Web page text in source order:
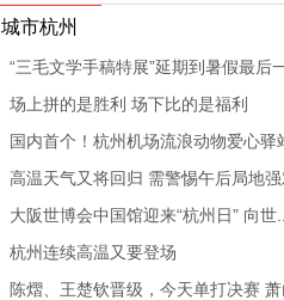
城市杭州
“三毛文学手稿特展”延期到暑假最后一
场上拼的是胜利 场下比的是福利
国内首个！杭州机场流浪动物爱心驿
高温天气又将回归 需警惕午后局地强
大阪世博会中国馆迎来“杭州日” 向世...
杭州连续高温又要登场
陈熠、王楚钦晋级，今天单打决赛 萧